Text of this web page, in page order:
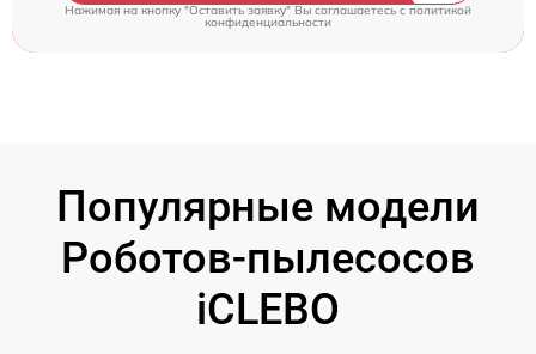
Нажимая на кнопку "Оставить заявку" Вы соглашаетесь cполитикой
конфиденциальности
Популярные модели
Роботов-пылесосов
iCLEBO